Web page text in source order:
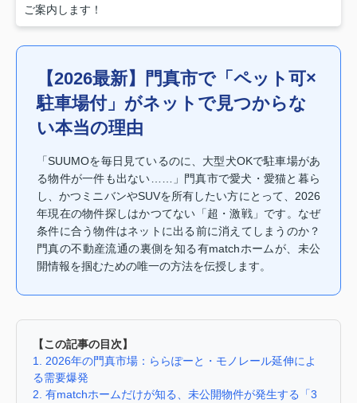
ご案内します！
【2026最新】門真市で「ペット可×
駐車場付」がネットで見つからな
い本当の理由
「SUUMOを毎日見ているのに、大型犬OKで駐車場があ
る物件が一件も出ない……」門真市で愛犬・愛猫と暮ら
し、かつミニバンやSUVを所有したい方にとって、2026
年現在の物件探しはかつてない「超・激戦」です。なぜ
条件に合う物件はネットに出る前に消えてしまうのか？
門真の不動産流通の裏側を知る有matchホームが、未公
開情報を掴むための唯一の方法を伝授します。
【この記事の目次】
1. 2026年の門真市場：ららぽーと・モノレール延伸によ
る需要爆発
2. 有matchホームだけが知る、未公開物件が発生する「3